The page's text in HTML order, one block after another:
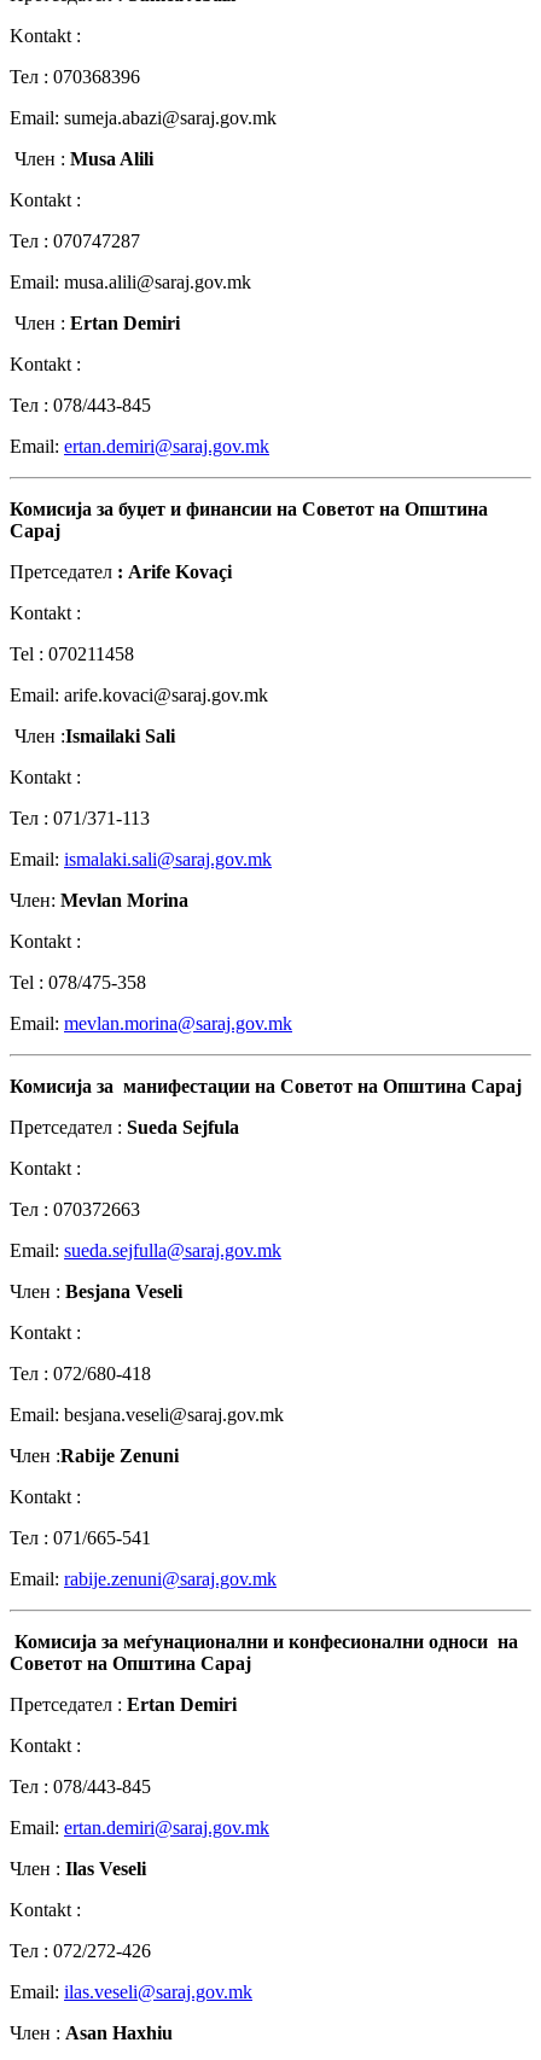
Kontakt :
Teл : 070368396
Email: sumeja.abazi@saraj.gov.mk
Член : Musa Alili
Kontakt :
Teл : 070747287
Email: musa.alili@saraj.gov.mk
Член : Ertan Demiri
Kontakt :
Teл : 078/443-845
Email: ertan.demiri@saraj.gov.mk
Комисија за буџет и финансии на Советот на Општина
Сарај
Претседател : Arife Kovaçi
Kontakt :
Tel : 070211458
Email: arife.kovaci@saraj.gov.mk
Член :Ismailaki Sali
Kontakt :
Teл : 071/371-113
Email: ismalaki.sali@saraj.gov.mk
Член: Mevlan Morina
Kontakt :
Tel : 078/475-358
Email: mevlan.morina@saraj.gov.mk
Комисија за манифестации на Советот на Општина Сарај
Претседател : Sueda Sejfula
Kontakt :
Teл : 070372663
Email: sueda.sejfulla@saraj.gov.mk
Член : Besjana Veseli
Kontakt :
Teл : 072/680-418
Email: besjana.veseli@saraj.gov.mk
Член :Rabije Zenuni
Kontakt :
Teл : 071/665-541
Email: rabije.zenuni@saraj.gov.mk
Комисија за мeѓунационални и конфесионални односи на
Советот на Општина Сарај
Претседател : Ertan Demiri
Kontakt :
Teл : 078/443-845
Email: ertan.demiri@saraj.gov.mk
Член : Ilas Veseli
Kontakt :
Teл : 072/272-426
Email: ilas.veseli@saraj.gov.mk
Член : Asan Haxhiu